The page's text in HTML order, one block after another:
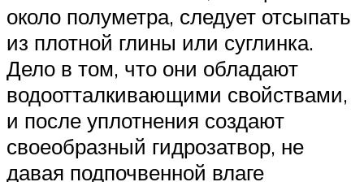
около полуметра, следует отсыпать
из плотной глины или суглинка.
Дело в том, что они обладают
водоотталкивающими свойствами,
и после уплотнения создают
своеобразный гидрозатвор, не
давая подпочвенной влаге